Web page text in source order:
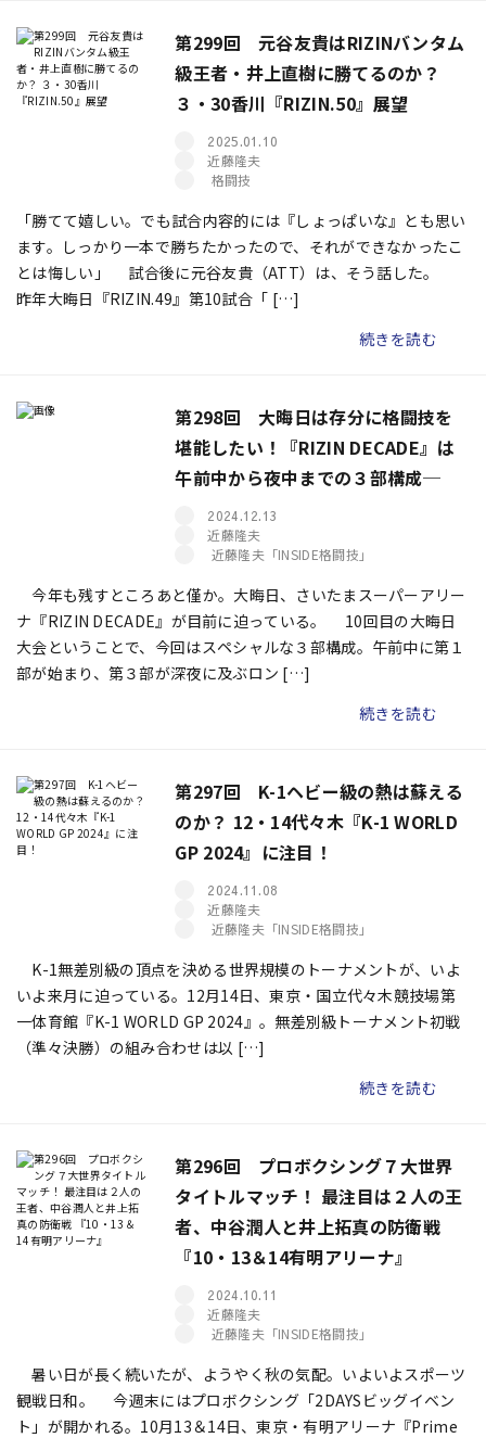
第299回 元谷友貴はRIZINバンタム
級王者・井上直樹に勝てるのか？
３・30香川『RIZIN.50』展望
2025.01.10
近藤隆夫
格闘技
「勝てて嬉しい。でも試合内容的には『しょっぱいな』とも思い
ます。しっかり一本で勝ちたかったので、それができなかったこ
とは悔しい」 試合後に元谷友貴（ATT）は、そう話した。
昨年大晦日『RIZIN.49』第10試合「 […]
続きを読む
第298回 大晦日は存分に格闘技を
堪能したい！『RIZIN DECADE』は
午前中から夜中までの３部構成─
2024.12.13
近藤隆夫
近藤隆夫「INSIDE格闘技」
今年も残すところあと僅か。大晦日、さいたまスーパーアリー
ナ『RIZIN DECADE』が目前に迫っている。 10回目の大晦日
大会ということで、今回はスペシャルな３部構成。午前中に第１
部が始まり、第３部が深夜に及ぶロン […]
続きを読む
第297回 K-1ヘビー級の熱は蘇える
のか？ 12・14代々木『K-1 WORLD
GP 2024』に注目！
2024.11.08
近藤隆夫
近藤隆夫「INSIDE格闘技」
K-1無差別級の頂点を決める世界規模のトーナメントが、いよ
いよ来月に迫っている。12月14日、東京・国立代々木競技場第
一体育館『K-1 WORLD GP 2024』。無差別級トーナメント初戦
（準々決勝）の組み合わせは以 […]
続きを読む
第296回 プロボクシング７大世界
タイトルマッチ！ 最注目は２人の王
者、中谷潤人と井上拓真の防衛戦
『10・13＆14有明アリーナ』
2024.10.11
近藤隆夫
近藤隆夫「INSIDE格闘技」
暑い日が長く続いたが、ようやく秋の気配。いよいよスポーツ
観戦日和――。 今週末にはプロボクシング「2DAYSビッグイベン
ト」が開かれる。10月13＆14日、東京・有明アリーナ『Prime